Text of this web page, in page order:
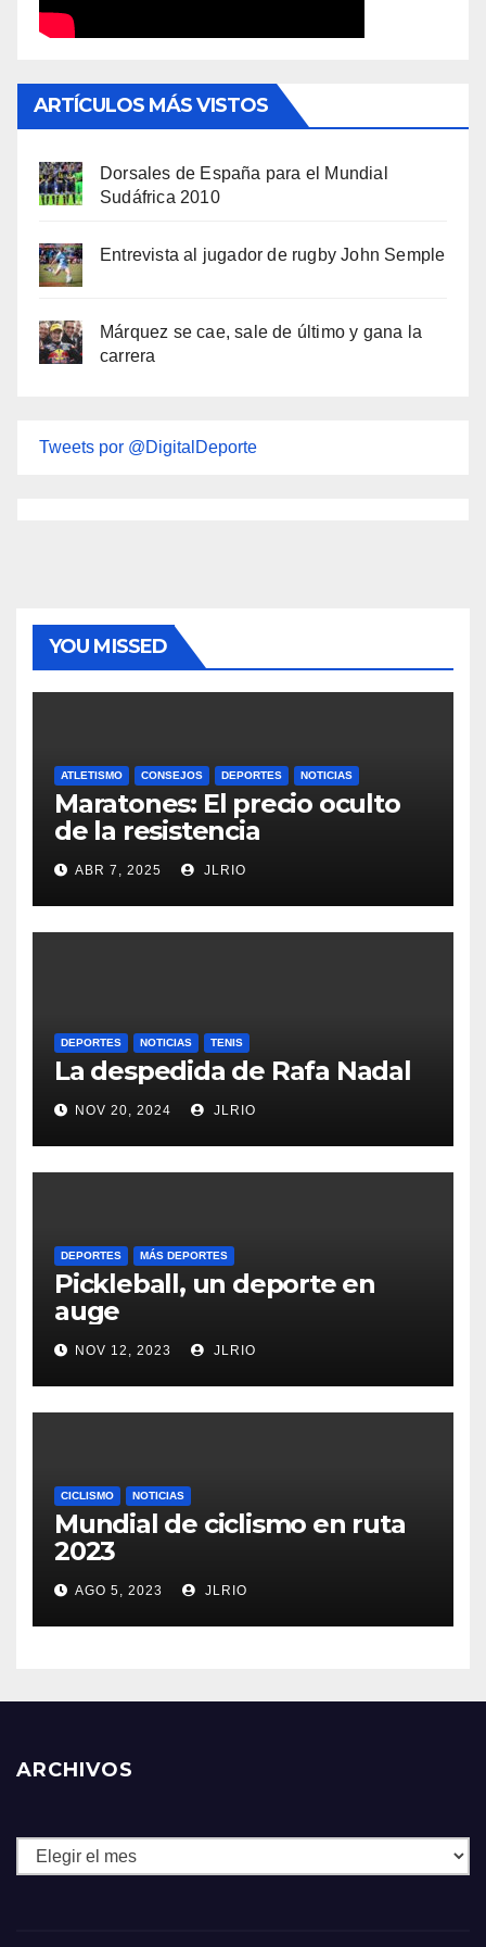
ARTÍCULOS MÁS VISTOS
Dorsales de España para el Mundial
Sudáfrica 2010
Entrevista al jugador de rugby John Semple
Márquez se cae, sale de último y gana la
carrera
Tweets por @DigitalDeporte
YOU MISSED
ATLETISMO CONSEJOS DEPORTES NOTICIAS
Maratones: El precio oculto
de la resistencia
ABR 7, 2025 JLRIO
DEPORTES NOTICIAS TENIS
La despedida de Rafa Nadal
NOV 20, 2024 JLRIO
DEPORTES MÁS DEPORTES
Pickleball, un deporte en
auge
NOV 12, 2023 JLRIO
CICLISMO NOTICIAS
Mundial de ciclismo en ruta
2023
AGO 5, 2023 JLRIO
ARCHIVOS
Archivos